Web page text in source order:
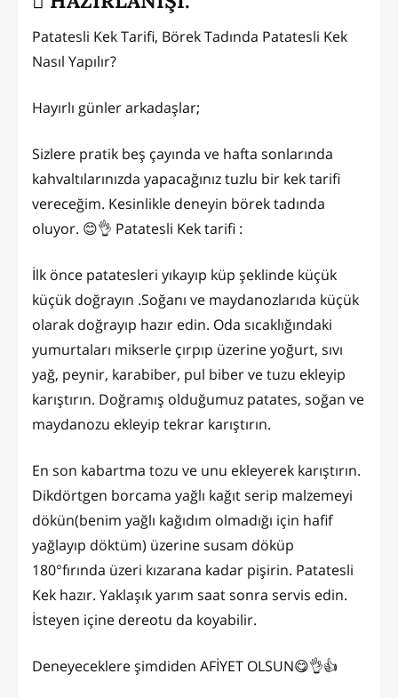
Patatesli Kek Tarifi, Börek Tadında Patatesli Kek
Nasıl Yapılır?
Hayırlı günler arkadaşlar;
Sizlere pratik beş çayında ve hafta sonlarında
kahvaltılarınızda yapacağınız tuzlu bir kek tarifi
vereceğim. Kesinlikle deneyin börek tadında
oluyor. 😊👌 Patatesli Kek tarifi :
İlk önce patatesleri yıkayıp küp şeklinde küçük
küçük doğrayın .Soğanı ve maydanozlarıda küçük
olarak doğrayıp hazır edin. Oda sıcaklığındaki
yumurtaları mikserle çırpıp üzerine yoğurt, sıvı
yağ, peynir, karabiber, pul biber ve tuzu ekleyip
karıştırın. Doğramış olduğumuz patates, soğan ve
maydanozu ekleyip tekrar karıştırın.
En son kabartma tozu ve unu ekleyerek karıştırın.
Dikdörtgen borcama yağlı kağıt serip malzemeyi
dökün(benim yağlı kağıdım olmadığı için hafif
yağlayıp döktüm) üzerine susam döküp
180°fırında üzeri kızarana kadar pişirin. Patatesli
Kek hazır. Yaklaşık yarım saat sonra servis edin.
İsteyen içine dereotu da koyabilir.
Deneyeceklere şimdiden AFİYET OLSUN😋👌👍